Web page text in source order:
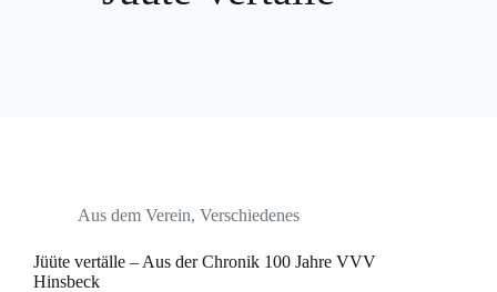
Aus dem Verein, Verschiedenes
Jüüte vertälle – Aus der Chronik 100 Jahre VVV
Hinsbeck